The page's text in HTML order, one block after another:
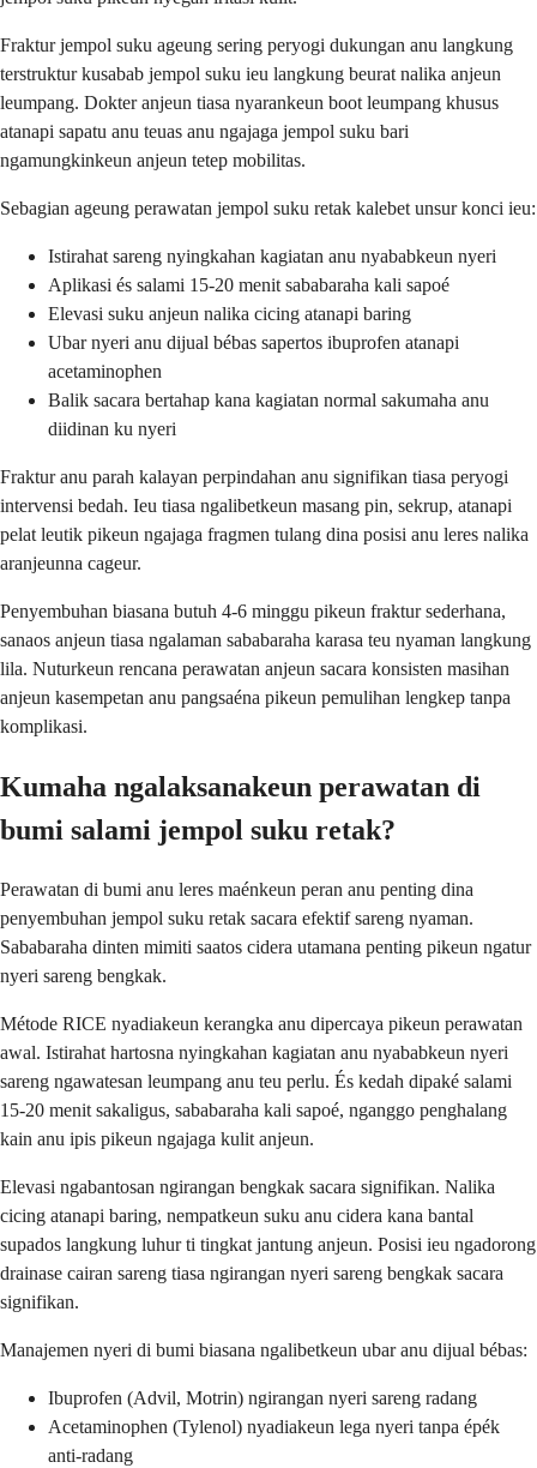
Fraktur jempol suku ageung sering peryogi dukungan anu langkung
terstruktur kusabab jempol suku ieu langkung beurat nalika anjeun
leumpang. Dokter anjeun tiasa nyarankeun boot leumpang khusus
atanapi sapatu anu teuas anu ngajaga jempol suku bari
ngamungkinkeun anjeun tetep mobilitas.
Sebagian ageung perawatan jempol suku retak kalebet unsur konci ieu:
Istirahat sareng nyingkahan kagiatan anu nyababkeun nyeri
Aplikasi és salami 15-20 menit sababaraha kali sapoé
Elevasi suku anjeun nalika cicing atanapi baring
Ubar nyeri anu dijual bébas sapertos ibuprofen atanapi
acetaminophen
Balik sacara bertahap kana kagiatan normal sakumaha anu
diidinan ku nyeri
Fraktur anu parah kalayan perpindahan anu signifikan tiasa peryogi
intervensi bedah. Ieu tiasa ngalibetkeun masang pin, sekrup, atanapi
pelat leutik pikeun ngajaga fragmen tulang dina posisi anu leres nalika
aranjeunna cageur.
Penyembuhan biasana butuh 4-6 minggu pikeun fraktur sederhana,
sanaos anjeun tiasa ngalaman sababaraha karasa teu nyaman langkung
lila. Nuturkeun rencana perawatan anjeun sacara konsisten masihan
anjeun kasempetan anu pangsaéna pikeun pemulihan lengkep tanpa
komplikasi.
Kumaha ngalaksanakeun perawatan di
bumi salami jempol suku retak?
Perawatan di bumi anu leres maénkeun peran anu penting dina
penyembuhan jempol suku retak sacara efektif sareng nyaman.
Sababaraha dinten mimiti saatos cidera utamana penting pikeun ngatur
nyeri sareng bengkak.
Métode RICE nyadiakeun kerangka anu dipercaya pikeun perawatan
awal. Istirahat hartosna nyingkahan kagiatan anu nyababkeun nyeri
sareng ngawatesan leumpang anu teu perlu. És kedah dipaké salami
15-20 menit sakaligus, sababaraha kali sapoé, nganggo penghalang
kain anu ipis pikeun ngajaga kulit anjeun.
Elevasi ngabantosan ngirangan bengkak sacara signifikan. Nalika
cicing atanapi baring, nempatkeun suku anu cidera kana bantal
supados langkung luhur ti tingkat jantung anjeun. Posisi ieu ngadorong
drainase cairan sareng tiasa ngirangan nyeri sareng bengkak sacara
signifikan.
Manajemen nyeri di bumi biasana ngalibetkeun ubar anu dijual bébas:
Ibuprofen (Advil, Motrin) ngirangan nyeri sareng radang
Acetaminophen (Tylenol) nyadiakeun lega nyeri tanpa épék
anti-radang